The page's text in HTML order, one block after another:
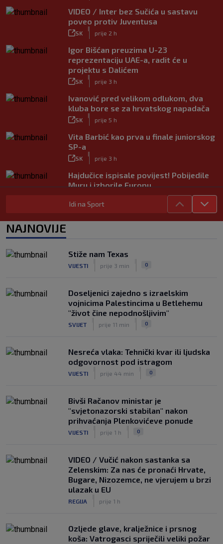
VIDEO / Inter bez Sučića u sastavu
poveo protiv Juventusa
SK prije 2 h
Igor Bišćan preuzima U-23
reprezentaciju UAE-a, radit će u
projektu s Dalićem
SK prije 3 h
Ivanović pred velikom odlukom, dva
kluba bore se za hrvatskog napadača
SK prije 5 h
Vita Barbić kao prva u finale juniorskog
SP-a
SK prije 3 h
Hajdučice ispisale povijest! Pobijedile
Muru i izborile Europu
Liverpool dovodi kapetana Barcelone!
Fabrizio Romano objavio ‘Here we go’
Hajduk želi Selahija, oglasio se igračev
menadžer: ‘Garcia ga dobro poznaje, ali
postoji problem…’
Idi na Sport
NAJNOVIJE
Stiže nam Texas
VIJESTI prije 3 min 0
Doseljenici zajedno s izraelskim
vojnicima Palestincima u Betlehemu
"život čine nepodnošljivim"
SVIJET prije 11 min 0
Nesreća vlaka: Tehnički kvar ili ljudska
odgovornost pod istragom
VIJESTI prije 44 min 0
Bivši Račanov ministar je
"svjetonazorski stabilan" nakon
prihvaćanja Plenkovićeve ponude
VIJESTI prije 1 h 0
VIDEO / Vučić nakon sastanka sa
Zelenskim: Za nas će pronaći Hrvate,
Bugare, Nizozemce, ne vjerujem u brzi
ulazak u EU
REGIJA prije 1 h
Ozljede glave, kralježnice i prsnog
koša: Vatrogasci spriječili veliki požar